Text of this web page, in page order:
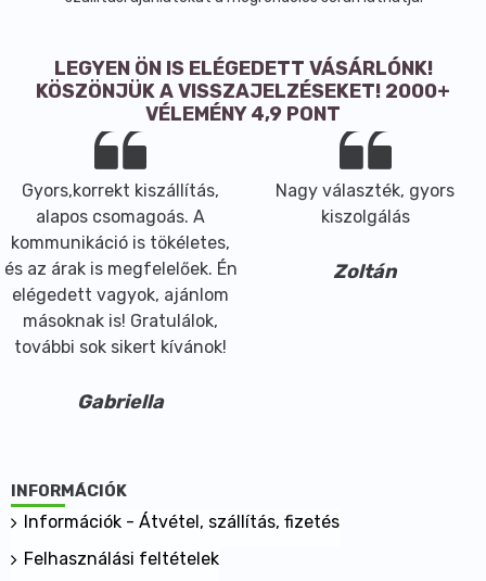
LEGYEN ÖN IS ELÉGEDETT VÁSÁRLÓNK!
KÖSZÖNJÜK A VISSZAJELZÉSEKET! 2000+
VÉLEMÉNY 4,9 PONT
Gyors,korrekt kiszállítás,
alapos csomagoás. A
kommunikáció is tökéletes,
és az árak is megfelelőek. Én
elégedett vagyok, ajánlom
másoknak is! Gratulálok,
további sok sikert kívánok!
Gabriella
Nagy választék, gyors
kiszolgálás
Zoltán
INFORMÁCIÓK
Információk - Átvétel, szállítás, fizetés
Felhasználási feltételek